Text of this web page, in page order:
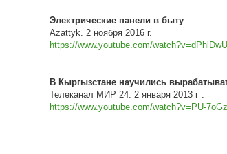
Электрические панели в быту
Azattyk. 2 ноября 2016 г.
https://www.youtube.com/
В Кыргызстане научились
Телеканал МИР 24. 2 января 2013 г .
https://www.youtube.com/watch?v=PU-